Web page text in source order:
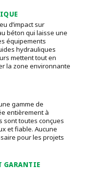
d’impact sur
béton qui laisse une
équipements
hydrauliques
mettent tout en
la zone environnante
gamme de
entièrement à
sont toutes conçues
et fiable. Aucune
pour les projets
GARANTIE